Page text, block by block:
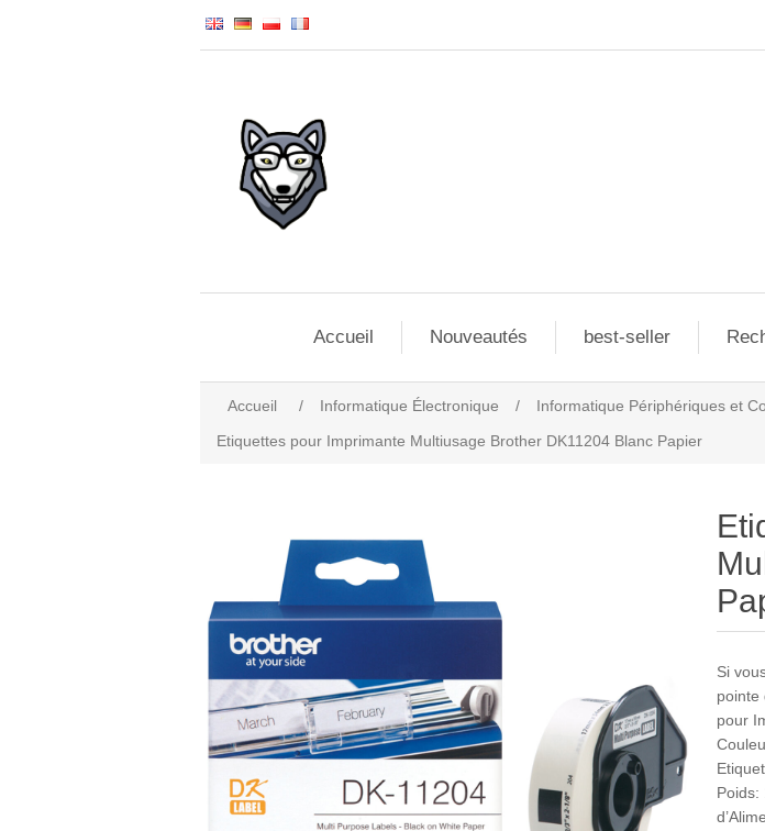
Accueil Nouveautés best-seller
Accueil / Informatique Électronique / Informatique Périphériques et
Etiquettes pour Imprimante Multiusage Brother DK11204 Blanc Papier
Si
pointe
pour
Poids: